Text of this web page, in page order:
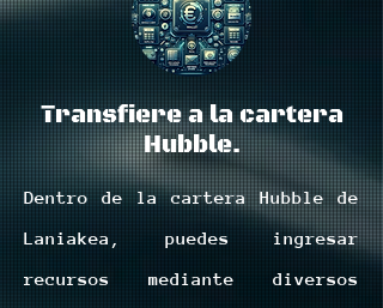
Transfiere a la cartera
Hubble.
Dentro de la cartera Hubble de
Laniakea, puedes ingresar
recursos mediante diversos